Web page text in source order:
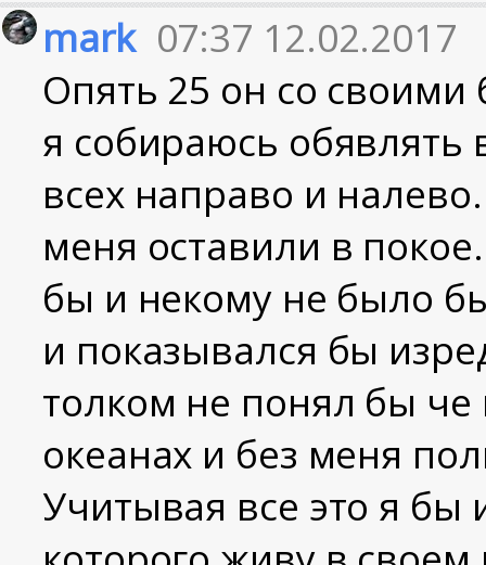
mark 07:37 12.02.2017
Опять 25 он со
я собираюсь обявлять
всех направо и
меня оставили в
бы и некому не было
и показывался бы
толком не понял бы
океанах и без меня
Учитывая все это я